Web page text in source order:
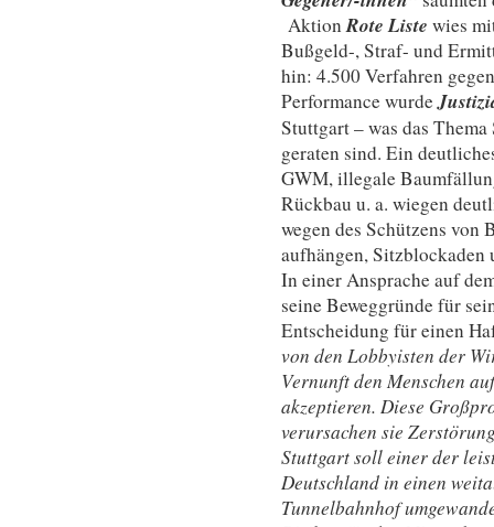
AktionRote Liste wies
Bußgeld-, Straf- und
hin: 4.500 Verfahren
Performance wurde
Stuttgart – was das
geraten sind. Ein
GWM, illegale
Rückbau u. a. wiegen
wegen des Schützens von
aufhängen, Sitzblockaden
In einer Ansprache auf
seine Beweggründe für
Entscheidung für einen
von den Lobbyisten der
Vernunft den Menschen
akzeptieren. Diese
verursachen sie
Stuttgart soll einer der
Deutschland in einen
Tunnelbahnhof